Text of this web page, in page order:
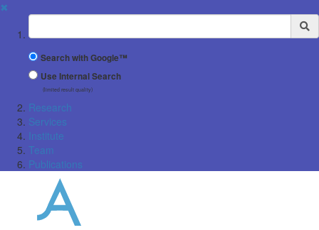
✖
Suchbegriff
Search with Google™
Use Internal Search
(limited result quality)
Research
Services
Institute
Team
Publications